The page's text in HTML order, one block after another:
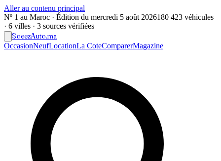
Aller au contenu principal
Nº 1 au Maroc · Édition du mercredi 5 août 2026180 423 véhicules
· 6 villes · 3 sources vérifiées
SoeezAuto.ma
OccasionNeufLocationLa CoteComparerMagazine